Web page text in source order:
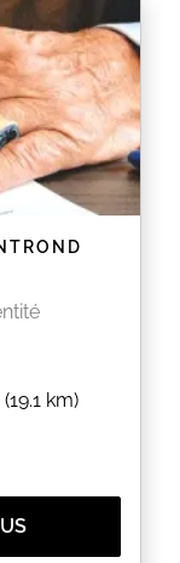
(19.1 km)